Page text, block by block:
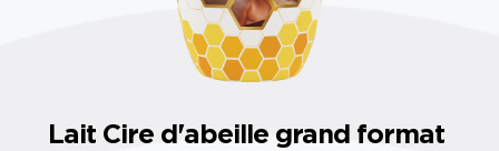
Lait Cire d'abeille grand format